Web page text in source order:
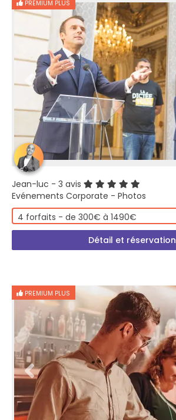
PREMIUM PLUS
Jean-luc - 3 avis
Evénements Corporate - Photos
4 forfaits - de 300€ à 1490€
Détail et réservation
PREMIUM PLUS